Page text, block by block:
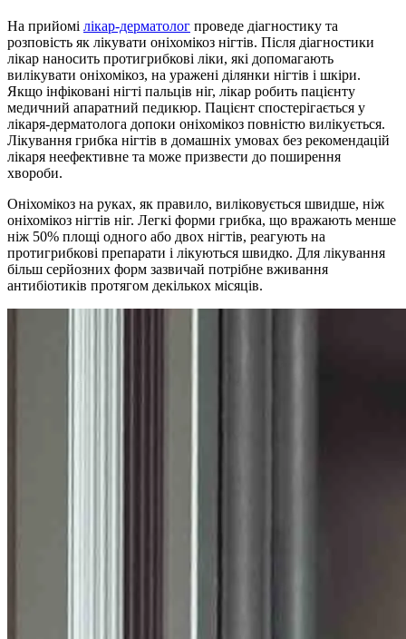
На прийомі лікар-дерматолог проведе діагностику та
розповість як лікувати оніхомікоз нігтів. Після діагностики
лікар наносить протигрибкові ліки, які допомагають
вилікувати оніхомікоз, на уражені ділянки нігтів і шкіри.
Якщо інфіковані нігті пальців ніг, лікар робить пацієнту
медичний апаратний педикюр. Пацієнт спостерігається у
лікаря-дерматолога допоки оніхомікоз повністю вилікується.
Лікування грибка нігтів в домашніх умовах без рекомендацій
лікаря неефективне та може призвести до поширення
хвороби.
Оніхомікоз на руках, як правило, виліковується швидше, ніж
оніхомікоз нігтів ніг. Легкі форми грибка, що вражають менше
ніж 50% площі одного або двох нігтів, реагують на
протигрибкові препарати і лікуються швидко. Для лікування
більш серйозних форм зазвичай потрібне вживання
антибіотиків протягом декількох місяців.